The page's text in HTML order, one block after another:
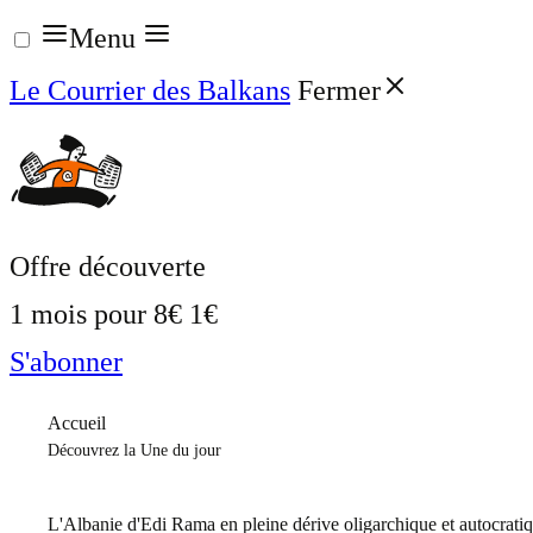
Aller
au
contenu
Menu
Le Courrier des Balkans Fermer
Offre découverte
1 mois pour 8€ 1€
S'abonner
Accueil
Découvrez la Une du jour
L'Albanie d'Edi Rama en pleine dérive oligarchique et